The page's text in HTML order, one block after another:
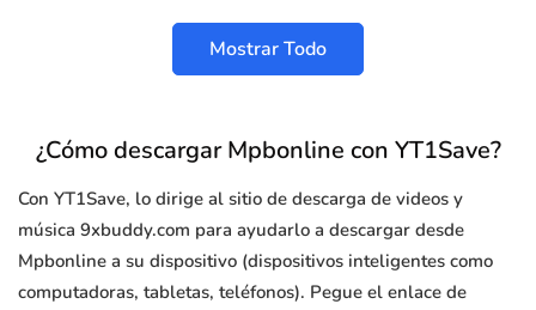
Mostrar Todo
¿Cómo descargar Mpbonline con YT1Save?
Con YT1Save, lo dirige al sitio de descarga de videos y
música 9xbuddy.com para ayudarlo a descargar desde
Mpbonline a su dispositivo (dispositivos inteligentes como
computadoras, tabletas, teléfonos). Pegue el enlace de